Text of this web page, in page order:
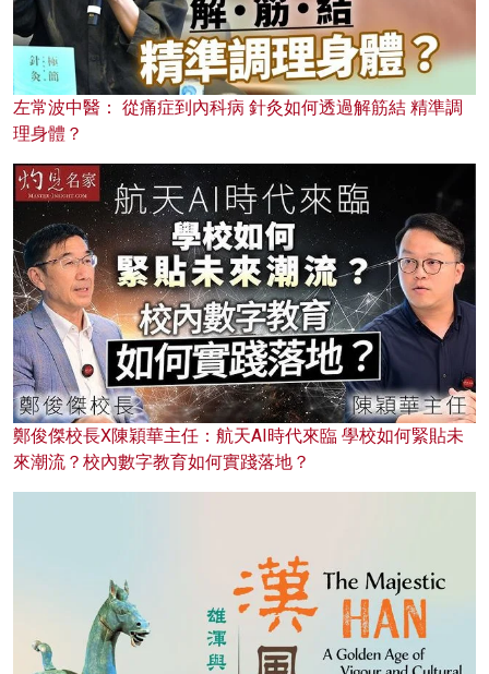
左常波中醫： 從痛症到內科病 針灸如何透過解筋結 精準調
理身體？
鄭俊傑校長X陳穎華主任：航天AI時代來臨 學校如何緊貼未
來潮流？校內數字教育如何實踐落地？